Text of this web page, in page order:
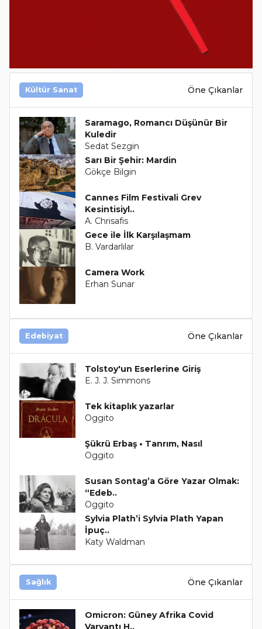
Kültür Sanat Öne Çıkanlar
Saramago, Romancı Düşünür Bir
Kuledir
Sedat Sezgin
Sarı Bir Şehir: Mardin
Gökçe Bilgin
Cannes Film Festivali Grev
Kesintisiyl..
A. Chrisafis
Gece ile İlk Karşılaşmam
B. Vardarlılar
Camera Work
Erhan Sunar
Edebiyat Öne Çıkanlar
Tolstoy'un Eserlerine Giriş
E. J. J. Simmons
Tek kitaplık yazarlar
Oggito
Şükrü Erbaş • Tanrım, Nasıl
Oggito
Susan Sontag’a Göre Yazar Olmak:
“Edeb..
Oggito
Sylvia Plath’i Sylvia Plath Yapan
İpuç..
Katy Waldman
Sağlık Öne Çıkanlar
Omicron: Güney Afrika Covid
Varyantı H..